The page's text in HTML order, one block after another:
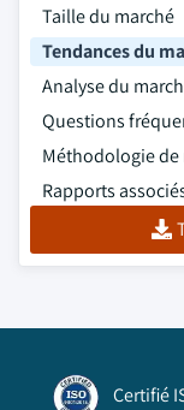
Taille du marché
Tendances du
Analyse du
Questions
Méthodologie de
Rapports
Certifié